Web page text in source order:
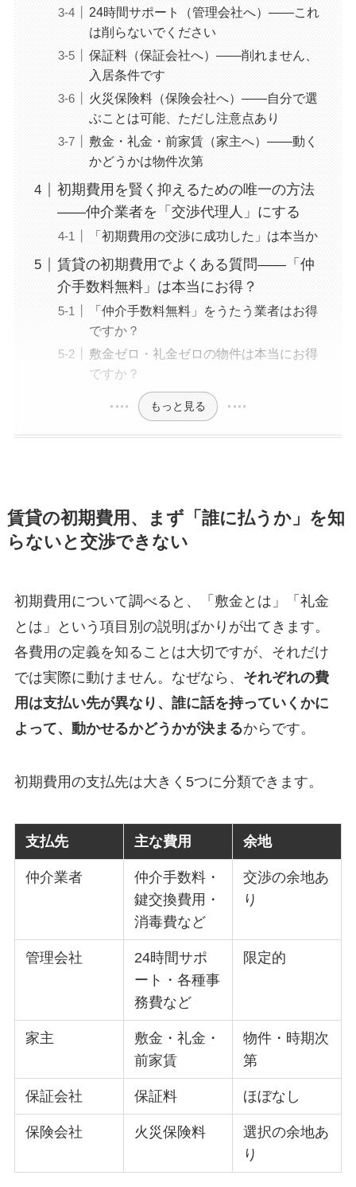
24時間サポート（管理会社へ）——これ
は削らないでください
保証料（保証会社へ）——削れません、
入居条件です
火災保険料（保険会社へ）——自分で選
ぶことは可能、ただし注意点あり
敷金・礼金・前家賃（家主へ）——動く
かどうかは物件次第
初期費用を賢く抑えるための唯一の方法
——仲介業者を「交渉代理人」にする
「初期費用の交渉に成功した」は本当か
賃貸の初期費用でよくある質問——「仲
介手数料無料」は本当にお得？
「仲介手数料無料」をうたう業者はお得
ですか？
敷金ゼロ・礼金ゼロの物件は本当にお得
ですか？
もっと見る
賃貸の初期費用、まず「誰に払うか」を知
らないと交渉できない
初期費用について調べると、「敷金とは」「礼金
とは」という項目別の説明ばかりが出てきます。
各費用の定義を知ることは大切ですが、それだけ
では実際に動けません。なぜなら、 それぞれの費
用は支払い先が異なり、誰に話を持っていくかに
よって、動かせるかどうかが決まるからです。
初期費用の支払先は大きく5つに分類できます。
支払先 主な費用 余地
仲介業者
仲介手数料・
鍵交換費用・
消毒費など
交渉の余地あ
り
管理会社
24時間サポ
ート・各種事
務費など
限定的
家主
敷金・礼金・
前家賃
物件・時期次
第
保証会社 保証料 ほぼなし
保険会社 火災保険料
選択の余地あ
り